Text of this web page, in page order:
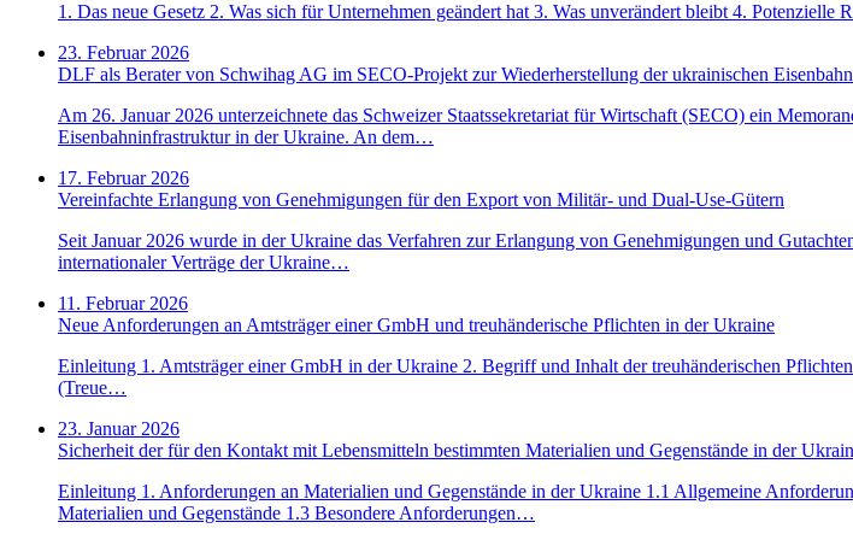
1. Das neue Gesetz 2. Was sich für Unternehmen geändert hat 3. Was unverändert bleibt 4.
23. Februar 2026
DLF als Berater von Schwihag AG im SECO-Projekt zur Wiederherstellung der ukrainischen Eisenbahn
Am 26. Januar 2026 unterzeichnete das Schweizer Staatssekretariat für Wirtschaft (SECO) ein
Eisenbahninfrastruktur in der Ukraine. An dem…
17. Februar 2026
Vereinfachte Erlangung von Genehmigungen für den Export von Militär- und Dual-Use-Gütern
Seit Januar 2026 wurde in der Ukraine das Verfahren zur Erlangung von Genehmigungen und
internationaler Verträge der Ukraine…
11. Februar 2026
Neue Anforderungen an Amtsträger einer GmbH und treuhänderische Pflichten in der Ukraine
Einleitung 1. Amtsträger einer GmbH in der Ukraine 2. Begriff und Inhalt der treuhänderischen
(Treue…
23. Januar 2026
Sicherheit der für den Kontakt mit Lebensmitteln bestimmten Materialien und Gegenstände in der
Einleitung 1. Anforderungen an Materialien und Gegenstände in der Ukraine 1.1 Allgemeine
Materialien und Gegenstände 1.3 Besondere Anforderungen…